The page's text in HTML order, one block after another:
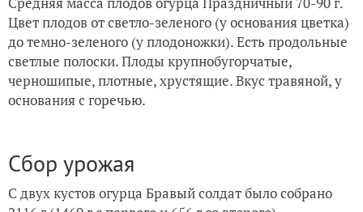
Цвет плодов от светло-зеленого (у основания цветка)
до темно-зеленого (у плодоножки). Есть продольные
светлые полоски. Плоды крупнобугорчатые,
черношипые, плотные, хрустящие. Вкус травяной, у
основания с горечью.
Сбор урожая
С двух кустов огурца Бравый солдат было собрано
2116 г (1460 г с первого и 656 г со второго).